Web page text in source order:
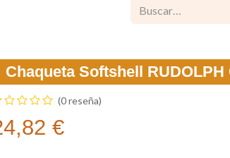
Chaqueta Softshell
(0 reseña)
€